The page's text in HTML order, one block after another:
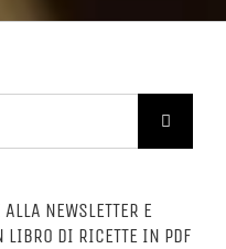
NEWSLETTER E
LIBRO DI RICETTE IN PDF